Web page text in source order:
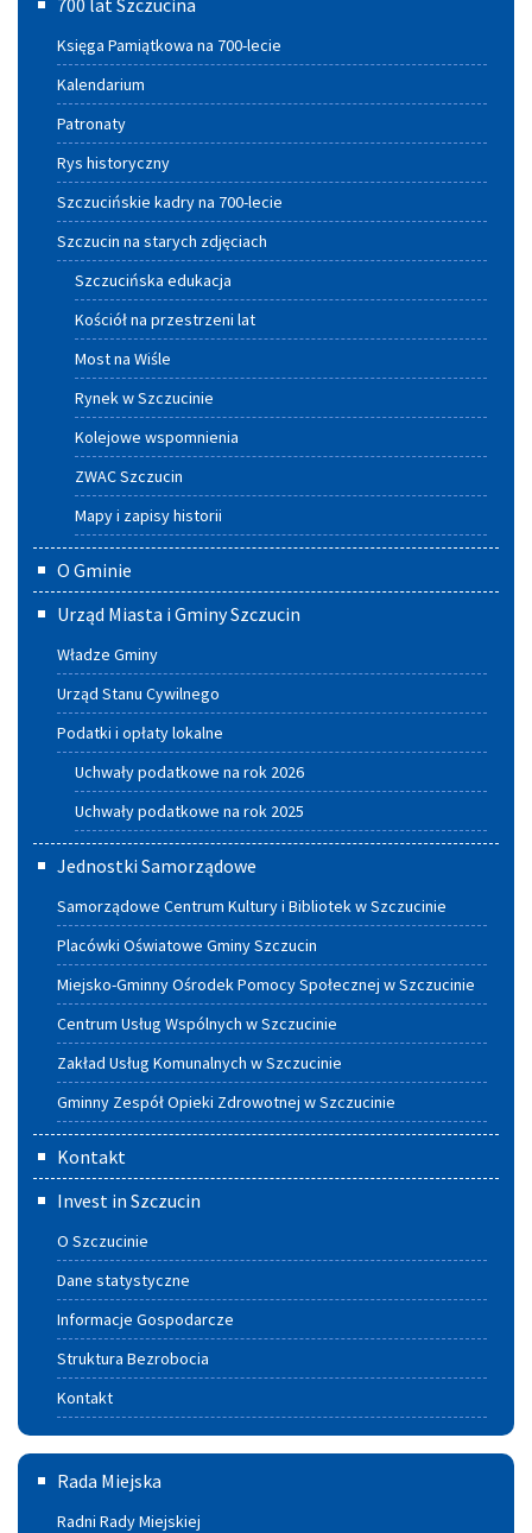
700 lat Szczucina
Księga Pamiątkowa na 700-lecie
Kalendarium
Patronaty
Rys historyczny
Szczucińskie kadry na 700-lecie
Szczucin na starych zdjęciach
Szczucińska edukacja
Kościół na przestrzeni lat
Most na Wiśle
Rynek w Szczucinie
Kolejowe wspomnienia
ZWAC Szczucin
Mapy i zapisy historii
O Gminie
Urząd Miasta i Gminy Szczucin
Władze Gminy
Urząd Stanu Cywilnego
Podatki i opłaty lokalne
Uchwały podatkowe na rok 2026
Uchwały podatkowe na rok 2025
Jednostki Samorządowe
Samorządowe Centrum Kultury i Bibliotek w Szczucinie
Placówki Oświatowe Gminy Szczucin
Miejsko-Gminny Ośrodek Pomocy Społecznej w Szczucinie
Centrum Usług Wspólnych w Szczucinie
Zakład Usług Komunalnych w Szczucinie
Gminny Zespół Opieki Zdrowotnej w Szczucinie
Kontakt
Invest in Szczucin
O Szczucinie
Dane statystyczne
Informacje Gospodarcze
Struktura Bezrobocia
Kontakt
Rada
Miejska
Rada Miejska
Radni Rady Miejskiej